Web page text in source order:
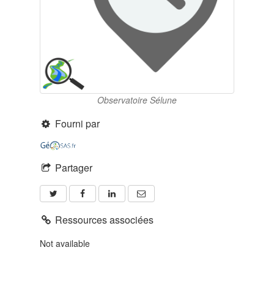
Observatoire Sélune
Fourni par
Partager
Ressources associées
Not available